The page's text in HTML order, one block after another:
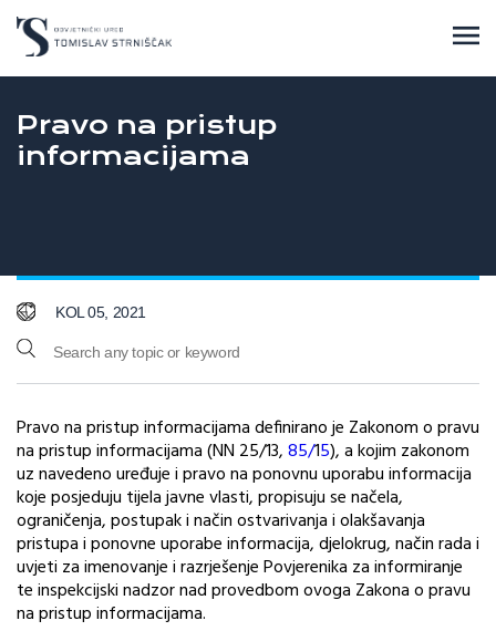
Pravo na pristup
informacijama
KOL 05, 2021
Pravo na pristup informacijama definirano je Zakonom o pravu
na pristup informacijama (NN 25/13,85/15), a kojim zakonom
uz navedeno uređuje i pravo na ponovnu uporabu informacija
koje posjeduju tijela javne vlasti, propisuju se načela,
ograničenja, postupak i način ostvarivanja i olakšavanja
pristupa i ponovne uporabe informacija, djelokrug, način rada i
uvjeti za imenovanje i razrješenje Povjerenika za informiranje
te inspekcijski nadzor nad provedbom ovoga Zakona o pravu
na pristup informacijama.